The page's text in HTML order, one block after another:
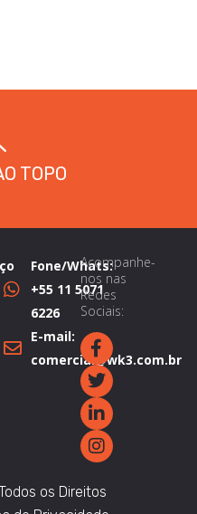
TOPO
Fone/Whats:
+55 11 5071
6226
E-mail:
comercial@wk3.com.br
Acompanhe-
nos nas
Redes
Sociais:
os Direitos